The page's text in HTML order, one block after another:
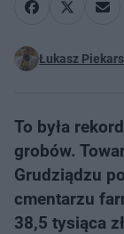
Łukasz
To była
grobów.
Grudziądzu
cmentarzu
38,5 tysiąca